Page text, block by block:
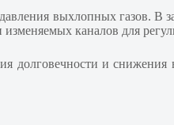
выхлопных газов.
каналов для
долговечности и